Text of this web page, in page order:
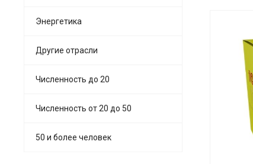
Энергетика
Другие отрасли
Численность до 20
Численность от 20 до 50
50 и более человек